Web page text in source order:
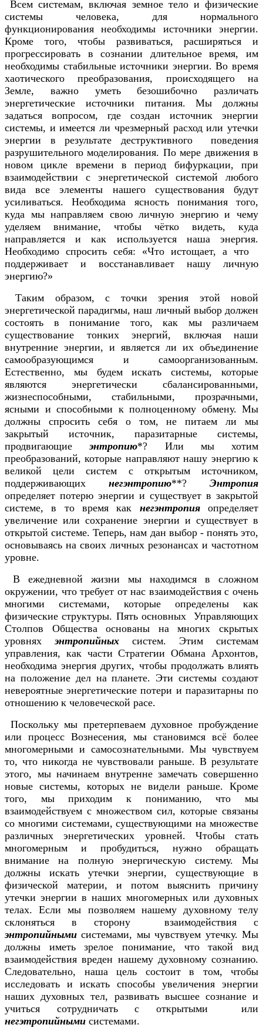
Всем системам, включая земное тело и физические
системы человека, для нормального
функционирования необходимы источники энергии.
Кроме того, чтобы развиваться, расширяться и
прогрессировать в сознании длительное время, им
необходимы стабильные источники энергии. Во время
хаотического преобразования, происходящего на
Земле, важно уметь безошибочно различать
энергетические источники питания. Мы должны
задаться вопросом, где создан источник энергии
системы, и имеется ли чрезмерный расход или утечки
энергии в результате деструктивного поведения
разрушительного моделирования. По мере движения в
новом цикле времени в период бифуркации, при
взаимодействии с энергетической системой любого
вида все элементы нашего существования будут
усиливаться. Необходима ясность понимания того,
куда мы направляем свою личную энергию и чему
уделяем внимание, чтобы чётко видеть, куда
направляется и как используется наша энергия.
Необходимо спросить себя: «Что истощает, а что
поддерживает и восстанавливает нашу личную
энергию?»
Таким образом, с точки зрения этой новой
энергетической парадигмы, наш личный выбор должен
состоять в понимание того, как мы различаем
существование тонких энергий, включая наши
внутренние энергии, и является ли их объединение
самообразующимся и самоорганизованным.
Естественно, мы будем искать системы, которые
являются энергетически сбалансированными,
жизнеспособными, стабильными, прозрачными,
ясными и способными к полноценному обмену. Мы
должны спросить себя о том, не питаем ли мы
закрытый источник, паразитарные системы,
продвигающиеэнтропию*? Или мы хотим
преобразований, которые направляют нашу энергию к
великой цели систем с открытым источником,
поддерживающих негэнтропию**? Энтропия
определяет потерю энергии и существует в закрытой
системе, в то время как негэнтропияопределяет
увеличение или сохранение энергии и существует в
открытой системе. Теперь, нам дан выбор - понять это,
основываясь на своих личных резонансах и частотном
уровне.
В ежедневной жизни мы находимся в сложном
окружении, что требует от нас взаимодействия с очень
многими системами, которые определены как
физические структуры. Пять основных Управляющих
Столпов Общества основаны на многих скрытых
уровняхэнтропийных систем. Этим системам
управления, как части Стратегии Обмана Архонтов,
необходима энергия других, чтобы продолжать влиять
на положение дел на планете. Эти системы создают
невероятные энергетические потери и паразитарны по
отношению к человеческой расе.
Поскольку мы претерпеваем духовное пробуждение
или процесс Вознесения, мы становимся всё более
многомерными и самосознательными. Мы чувствуем
то, что никогда не чувствовали раньше. В результате
этого, мы начинаем внутренне замечать совершенно
новые системы, которых не видели раньше. Кроме
того, мы приходим к пониманию, что мы
взаимодействуем с множеством сил, которые связаны
со многими системами, существующими на множестве
различных энергетических уровней. Чтобы стать
многомерным и пробудиться, нужно обращать
внимание на полную энергическую систему. Мы
должны искать утечки энергии, существующие в
физической материи, и потом выяснить причину
утечки энергии в наших многомерных или духовных
телах. Если мы позволяем нашему духовному телу
склоняться в сторону взаимодействия с
энтропийными системами, мы чувствуем утечку. Мы
должны иметь зрелое понимание, что такой вид
взаимодействия вреден нашему духовному сознанию.
Следовательно, наша цель состоит в том, чтобы
исследовать и искать способы увеличения энергии
наших духовных тел, развивать высшее сознание и
учиться сотрудничать с открытыми или
негэтропийными системами.